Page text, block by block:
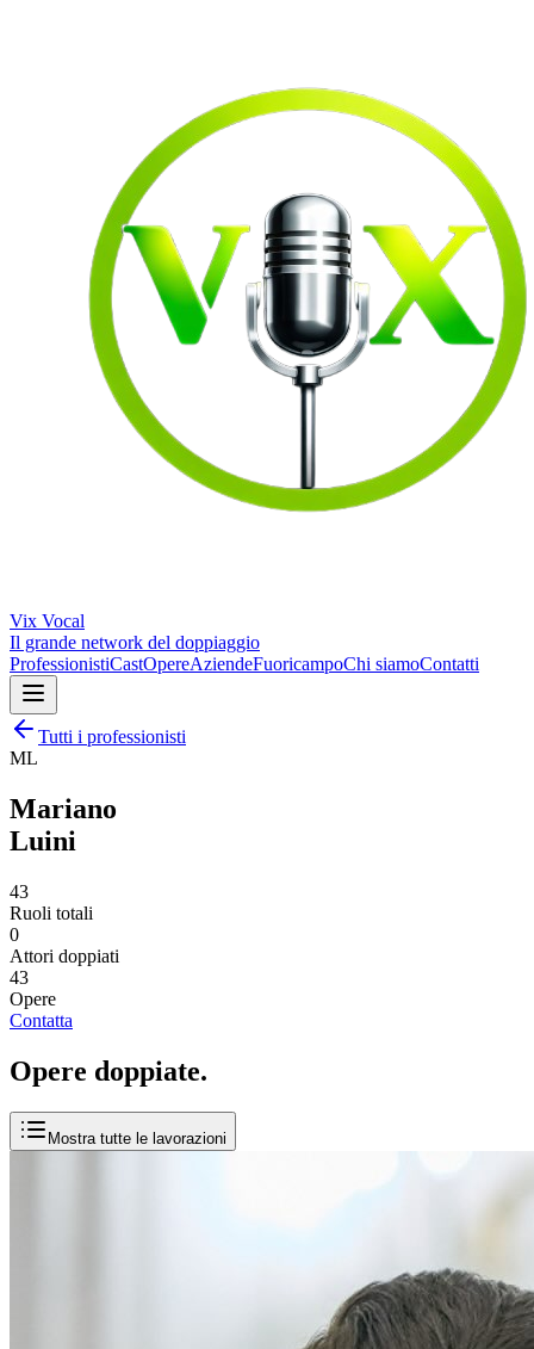
Vix Vocal
Il grande network del doppiaggio
ProfessionistiCastOpereAziendeFuoricampoChi siamoContatti
Tutti i professionisti
ML
Mariano
Luini
43
Ruoli totali
0
Attori doppiati
43
Opere
Contatta
Opere doppiate.
Mostra tutte le lavorazioni